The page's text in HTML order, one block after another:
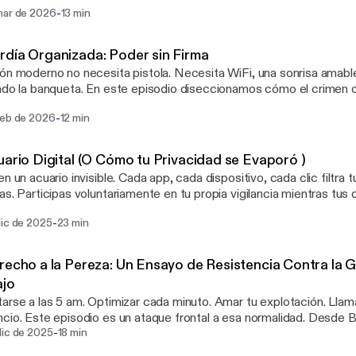
del caso, la pregunta es otra: qué tipo de democracia puede
de 2026-13 min
Organizada: Poder sin Firma
no necesita pistola. Necesita WiFi, una sonrisa amable y a doña Lupita
episodio diseccionamos cómo el crimen organizado
vigilancia que parece vecindad y rumores que hacen el trabajo
no se firma... Se organiza.
de 2026-12 min
Digital (O Cómo tu Privacidad se Evaporó )
un acuario invisible. Cada app, cada dispositivo, cada clic filtra
Participas voluntariamente en tu propia vigilancia mientras tus
Y qué puedes hacer para recuperar algo de control antes de
de 2025-23 min
a la Pereza: Un Ensayo de Resistencia Contra la
cada minuto. Amar tu explotación. Llamarle virtud al
Desde Bartleby y su
“Preferiría no hacerlo”, pasando por Paul Lafargue, David
de 2025-18 min